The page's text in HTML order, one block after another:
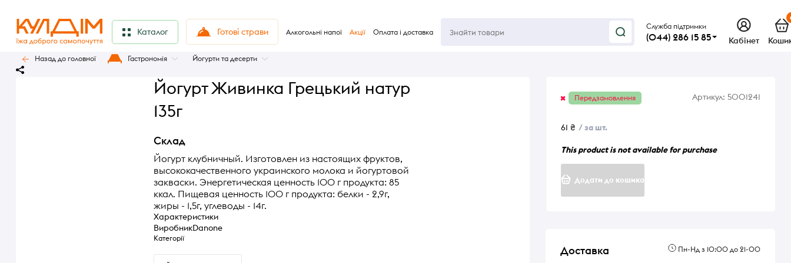
Каталог Готові страви Алкогольні напої Акції Оплата і доставка
Служба підтримки
(044) 286 15 85 Кабінет
Назад до головної Гастрономія Йогурти та десерти
Йогурт Живинка Грецький натур
135г
Склад
Йогурт клубничный. Изготовлен из настоящих фруктов,
высококачественного украинского молока и йогуртовой
закваски. Энергетическая ценность 100 г продукта: 85
ккал. Пищевая ценность 100 г продукта: белки - 2,9г,
жиры - 1,5г, углеводы - 14г.
Характеристики
ВиробникDanone
Категорії
Передзамовлення Артикул: 5001241
61 ₴ / за шт.
This product is not available for purchase
Додати до кошика
Доставка Пн-Нд з 10:00 до 21-00